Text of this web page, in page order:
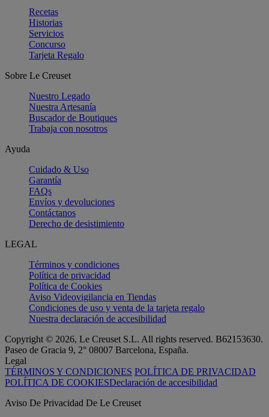
Recetas
Historias
Servicios
Concurso
Tarjeta Regalo
Sobre Le Creuset
Nuestro Legado
Nuestra Artesanía
Buscador de Boutiques
Trabaja con nosotros
Ayuda
Cuidado & Uso
Garantía
FAQs
Envíos y devoluciones
Contáctanos
Derecho de desistimiento
LEGAL
Términos y condiciones
Política de privacidad
Política de Cookies
Aviso Videovigilancia en Tiendas
Condiciones de uso y venta de la tarjeta regalo
Nuestra declaración de accesibilidad
Copyright © 2026, Le Creuset S.L. All rights reserved. B62153630.
Paseo de Gracia 9, 2° 08007 Barcelona, España.
Legal
TÉRMINOS Y CONDICIONES POLÍTICA DE PRIVACIDAD
POLÍTICA DE COOKIESDeclaración de accesibilidad
Aviso De Privacidad De Le Creuset